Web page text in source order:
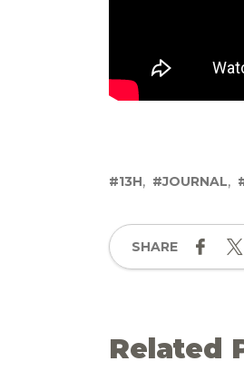
13H JOURNAL
SHARE
Related